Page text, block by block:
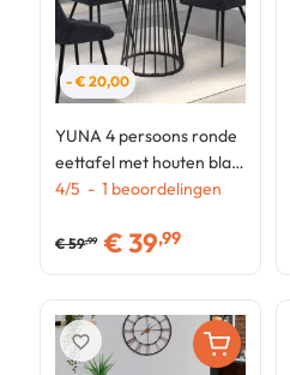
- € 20,00
YUNA 4 persoons ronde
eettafel met houten blad
en zwart metalen
4/5 - 1 beoordelingen
€59,99 €39,99
favorite_border